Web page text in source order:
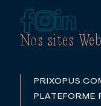
Nos sites Web
PLATEFORME